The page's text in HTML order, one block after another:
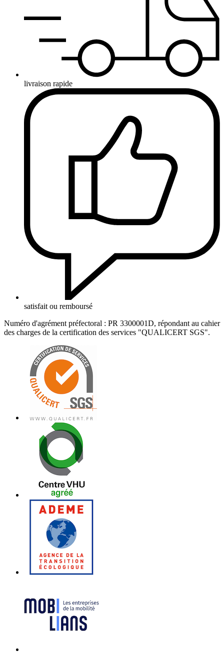
livraison rapide
satisfait ou remboursé
Numéro d'agrément préfectoral : PR 3300001D, répondant au cahier
des charges de la certification des services "QUALICERT SGS".